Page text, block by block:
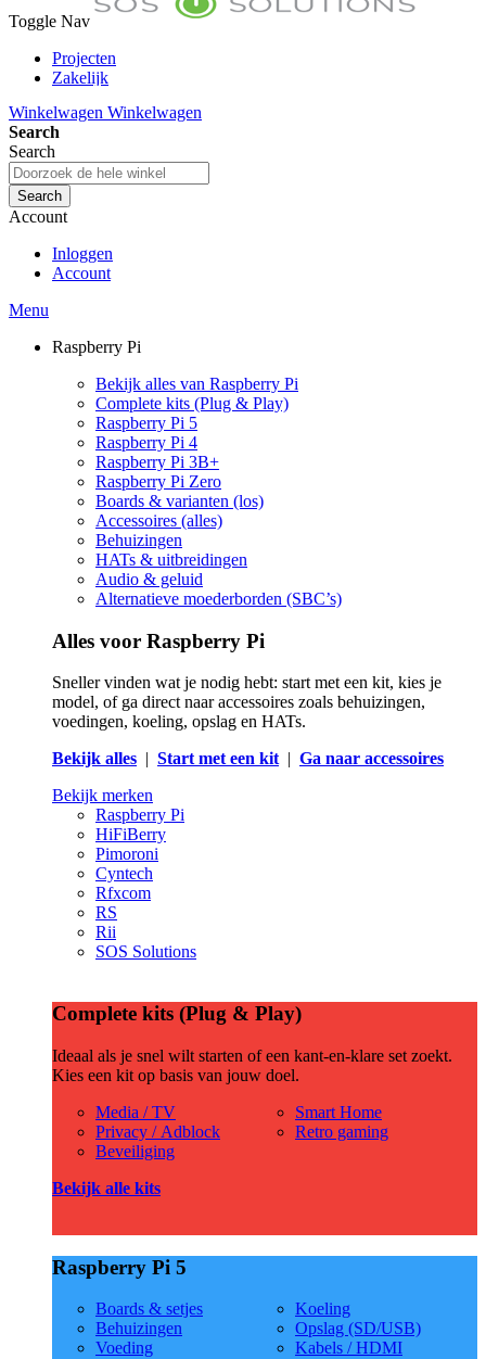
Toggle Nav
Projecten
Zakelijk
Toon prijzen Incl. BTW
Toon prijzen Excl. BTW
Winkelwagen Winkelwagen
Search
Search
Search
Account
Inloggen
Account
Menu
Raspberry Pi
Bekijk alles van Raspberry Pi
Complete kits (Plug & Play)
Raspberry Pi 5
Raspberry Pi 4
Raspberry Pi 3B+
Raspberry Pi Zero
Boards & varianten (los)
Accessoires (alles)
Behuizingen
HATs & uitbreidingen
Audio & geluid
Alternatieve moederborden (SBC’s)
Alles voor Raspberry Pi
Sneller vinden wat je nodig hebt: start met een kit, kies je
model, of ga direct naar accessoires zoals behuizingen,
voedingen, koeling, opslag en HATs.
Bekijk alles | Start met een kit| Ga naar accessoires
Bekijk merken
Raspberry Pi
HiFiBerry
Pimoroni
Cyntech
Rfxcom
RS
Rii
SOS Solutions
Complete kits (Plug & Play)
Ideaal als je snel wilt starten of een kant-en-klare set zoekt.
Kies een kit op basis van jouw doel.
Media / TV
Privacy / Adblock
Beveiliging
Smart Home
Retro gaming
Bekijk alle kits
Raspberry Pi 5
Boards & setjes
Behuizingen
Voeding
Koeling
Opslag (SD/USB)
Kabels / HDMI